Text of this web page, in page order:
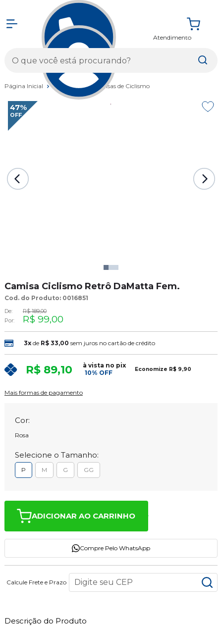
Atendimento
Página Inicial Vestuários Camisas de Ciclismo
47%
OFF
Camisa Ciclismo Retrô DaMatta Fem.
Cod. do Produto: 0016851
De:
R$ 189,00
Por:
R$ 99,00
3xde R$ 33,00 sem juros no cartão de crédito
R$ 89,10
à vista no pix
10% OFF
Economize R$ 9,90
Mais formas de pagamento
Cor:
Rosa
Selecione o Tamanho:
P M G GG
ADICIONAR AO CARRINHO
Compre Pelo WhatsApp
Calcule Frete e Prazo
Descrição do Produto